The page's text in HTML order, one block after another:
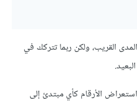
القريب، ولكن ربما تتركك في
الأرقام كأي مبتدئ إلى